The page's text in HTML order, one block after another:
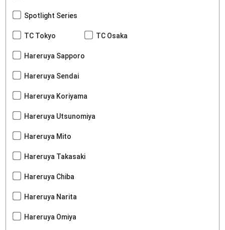
Spotlight Series
TC Tokyo TC Osaka
Hareruya Sapporo
Hareruya Sendai
Hareruya Koriyama
Hareruya Utsunomiya
Hareruya Mito
Hareruya Takasaki
Hareruya Chiba
Hareruya Narita
Hareruya Omiya